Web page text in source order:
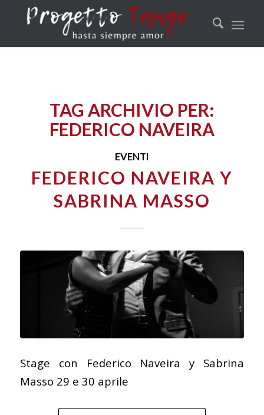
TAG ARCHIVIO PER:
FEDERICO NAVEIRA
EVENTI
FEDERICO NAVEIRA Y
SABRINA MASSO
Stage con Federico Naveira y Sabrina
Masso 29 e 30 aprile